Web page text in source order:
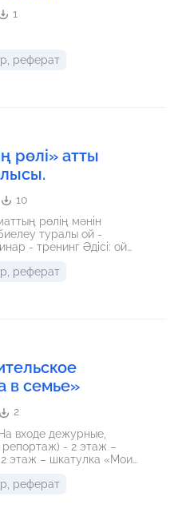
1
реферат
рөлі» атты
10
рөлің мәнін
туралы ой -
- тренинг Әдісі: ой
реферат
в семье»
2
- 2 этаж –
3. Репортаж
директора школы 5.
(с сопровождением
реферат